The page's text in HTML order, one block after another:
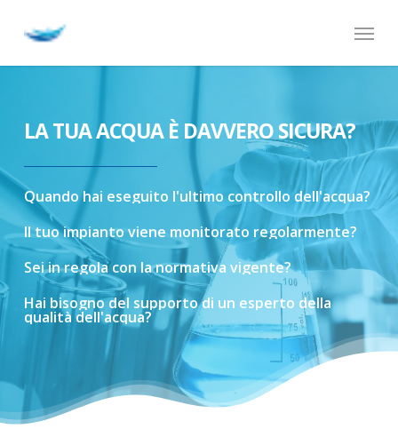
Menu
LA TUA ACQUA È DAVVERO SICURA?
Quando hai eseguito l'ultimo controllo dell'acqua?
Il tuoimpianto viene monitorato regolarmente?
Seiinregola con lanormativa vigente?
Hai bisognodel supportodi un esperto della
qualitàdell'acqua?